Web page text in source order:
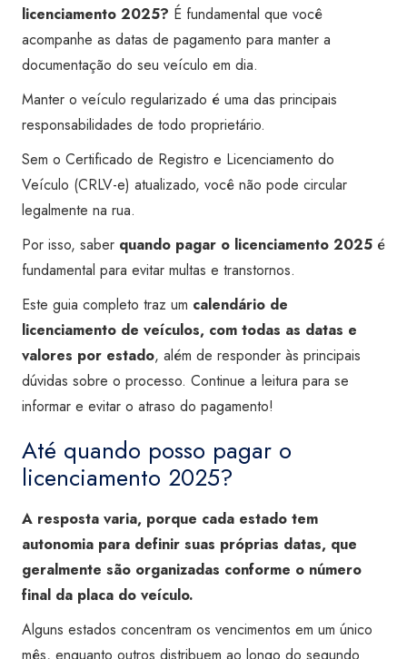
licenciamento 2025? É fundamental que você
acompanhe as datas de pagamento para manter a
documentação do seu veículo em dia.
Manter o veículo regularizado é uma das principais
responsabilidades de todo proprietário.
Sem o Certificado de Registro e Licenciamento do
Veículo (CRLV-e) atualizado, você não pode circular
legalmente na rua.
Por isso, saber quando pagar o licenciamento 2025 é
fundamental para evitar multas e transtornos.
Este guia completo traz um calendário de
licenciamento de veículos, com todas as datas e
valores por estado, além de responder às principais
dúvidas sobre o processo. Continue a leitura para se
informar e evitar o atraso do pagamento!
Até quando posso pagar o
licenciamento 2025?
A resposta varia, porque cada estado tem
autonomia para definir suas próprias datas, que
geralmente são organizadas conforme o número
final da placa do veículo.
Alguns estados concentram os vencimentos em um único
mês, enquanto outros distribuem ao longo do segundo